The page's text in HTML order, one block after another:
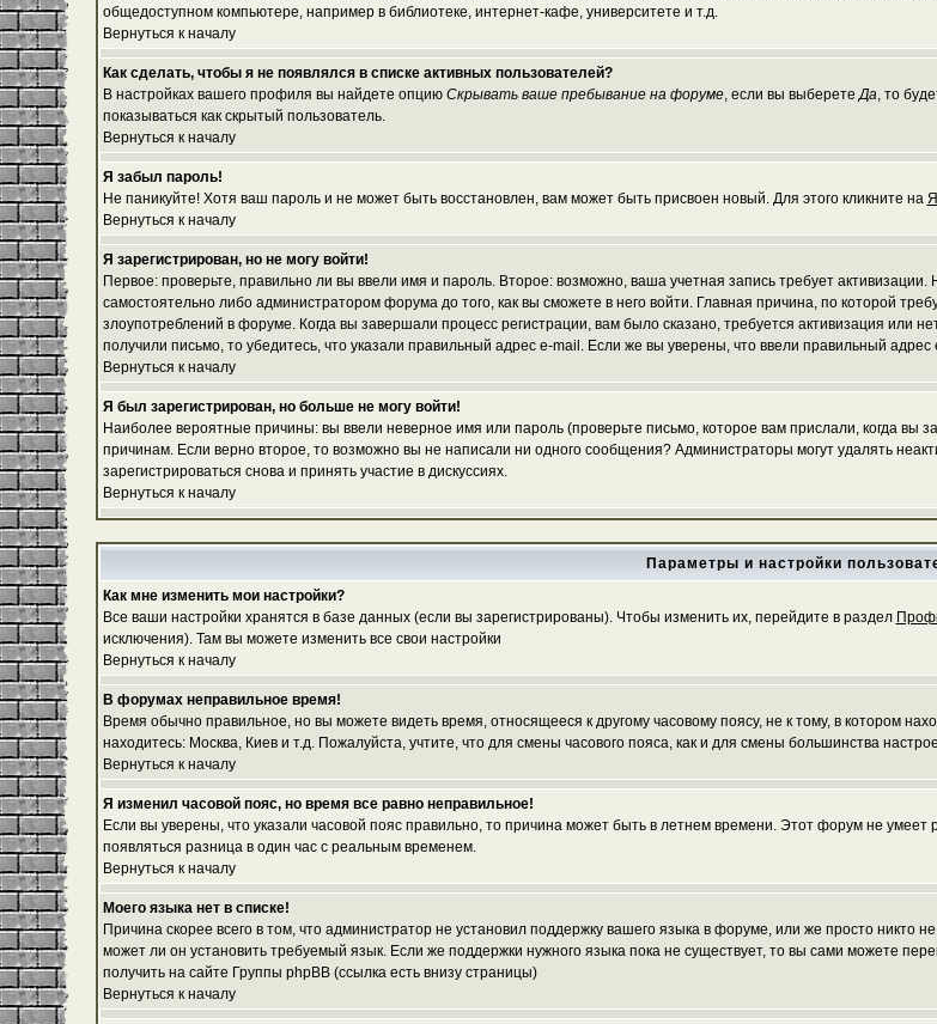
общедоступном компьютере, например в библиотеке, интернет-кафе, университете и т.д.
Вернуться к началу
Как сделать, чтобы я не появлялся в списке активных пользователей?
В настройках вашего профиля вы найдете опцию Скрывать ваше пребывание на форуме, если вы выберетеДа, то
показываться как скрытый пользователь.
Вернуться к началу
Я забыл пароль!
Не паникуйте! Хотя ваш пароль и не может быть восстановлен, вам может быть присвоен новый. Для этого кликните на
Вернуться к началу
Я зарегистрирован, но не могу войти!
Первое: проверьте, правильно ли вы ввели имя и пароль. Второе: возможно, ваша учетная запись требует
самостоятельно либо администратором форума до того, как вы сможете в него войти. Главная причина, по которой
злоупотреблений в форуме. Когда вы завершали процесс регистрации, вам было сказано, требуется активизация или
получили письмо, то убедитесь, что указали правильный адрес e-mail. Если же вы уверены, что ввели правильный
Вернуться к началу
Я был зарегистрирован, но больше не могу войти!
Наиболее вероятные причины: вы ввели неверное имя или пароль (проверьте письмо, которое вам прислали, когда вы
причинам. Если верно второе, то возможно вы не написали ни одного сообщения? Администраторы могут удалять
зарегистрироваться снова и принять участие в дискуссиях.
Вернуться к началу
Параметры и настройки
Как мне изменить мои настройки?
Все ваши настройки хранятся в базе данных (если вы зарегистрированы). Чтобы изменить их, перейдите в раздел
исключения). Там вы можете изменить все свои настройки
Вернуться к началу
В форумах неправильное время!
Время обычно правильное, но вы можете видеть время, относящееся к другому часовому поясу, не к тому, в котором
находитесь: Москва, Киев и т.д. Пожалуйста, учтите, что для смены часового пояса, как и для смены большинства
Вернуться к началу
Я изменил часовой пояс, но время все равно неправильное!
Если вы уверены, что указали часовой пояс правильно, то причина может быть в летнем времени. Этот форум не
появляться разница в один час с реальным временем.
Вернуться к началу
Моего языка нет в списке!
Причина скорее всего в том, что администратор не установил поддержку вашего языка в форуме, или же просто
может ли он установить требуемый язык. Если же поддержки нужного языка пока не существует, то вы сами можете
получить на сайте Группы phpBB (ссылка есть внизу страницы)
Вернуться к началу